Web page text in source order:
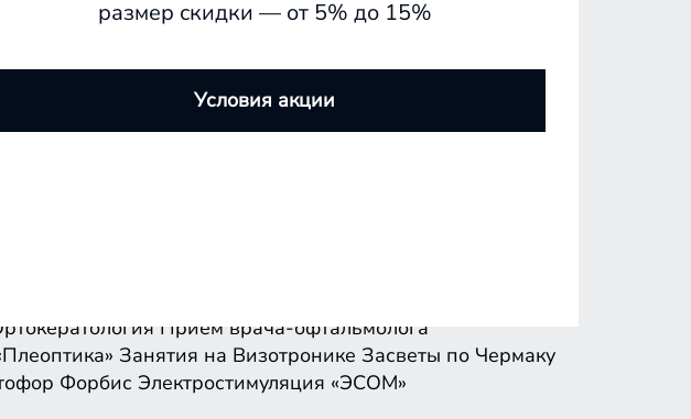
Занятия на Визотронике Засветы по Чермаку
Электростимуляция «ЭСОМ»
Прием врача-офтальмолога
Занятия на Визотронике Засветы по Чермаку
Форбис Электростимуляция «ЭСОМ»
размер скидки — от 5% до 15%
Условия акции